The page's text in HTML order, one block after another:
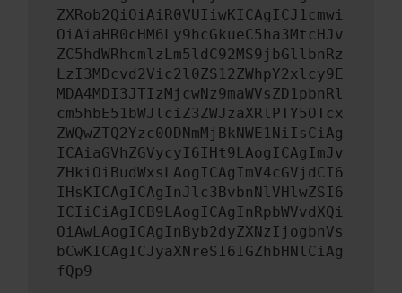
ZXRob2QiOiAiR0VUIiwKICAgICJ1cmwi
OiAiaHR0cHM6Ly9hcGkueC5ha3MtcHJv
ZC5hdWRhcmlzLm5ldC92MS9jbGllbnRz
LzI3MDcvd2Vic2l0ZS12ZWhpY2xlcy9E
MDA4MDI3JTIzMjcwNz9maWVsZD1pbnRl
cm5hbE51bWJlciZ3ZWJzaXRlPTY5OTcx
ZWQwZTQ2Yzc0ODNmMjBkNWE1NiIsCiAg
ICAiaGVhZGVycyI6IHt9LAogICAgImJv
ZHkiOiBudWxsLAogICAgImV4cGVjdCI6
IHsKICAgICAgInJlc3BvbnNlVHlwZSI6
ICIiCiAgICB9LAogICAgInRpbWVvdXQi
OiAwLAogICAgInByb2dyZXNzIjogbnVs
bCwKICAgICJyaXNreSI6IGZhbHNlCiAg
fQp9